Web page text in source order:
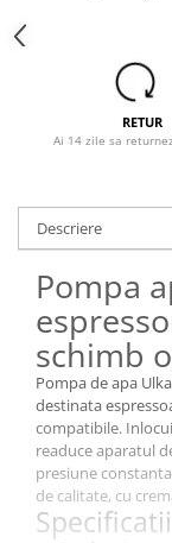
RETUR
Ai 14 zile sa
Descriere
Pompa
schimb
Pompa de apa
destinata
compatibile.
readuce aparatul
presiune
de calitate, cu